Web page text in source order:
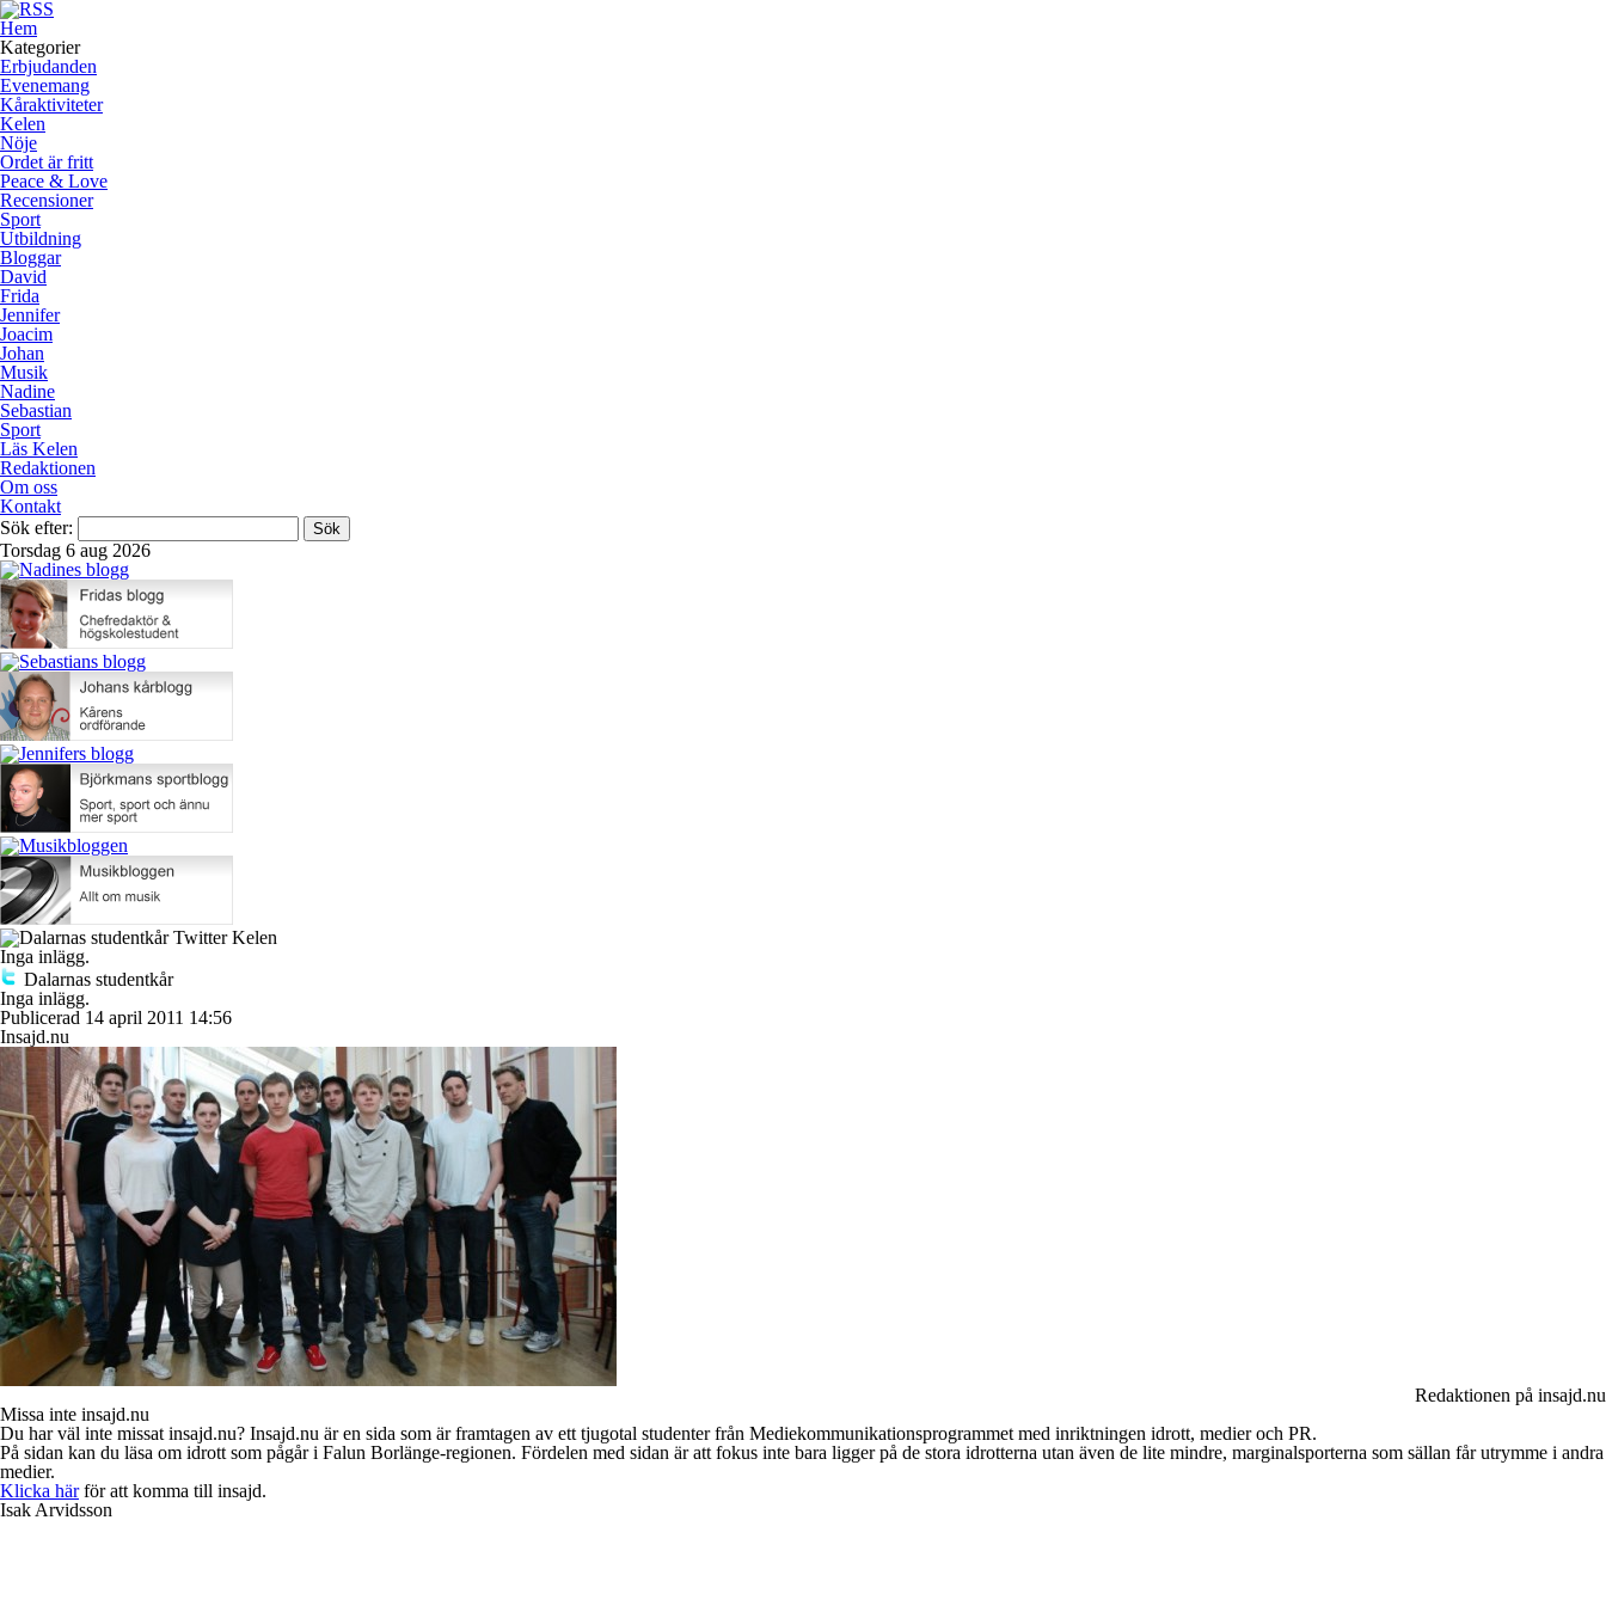
Hem
Kategorier
Erbjudanden
Evenemang
Kåraktiviteter
Kelen
Nöje
Ordet är fritt
Peace & Love
Recensioner
Sport
Utbildning
Bloggar
David
Frida
Jennifer
Joacim
Johan
Musik
Nadine
Sebastian
Sport
Läs Kelen
Redaktionen
Om oss
Kontakt
Sök efter:
Torsdag 6 aug 2026
Kelen
Inga inlägg.
Dalarnas studentkår
Inga inlägg.
Publicerad 14 april 2011 14:56
Insajd.nu
Redaktionen på insajd.nu
Missa inte insajd.nu
Du har väl inte missat insajd.nu? Insajd.nu är en sida som är framtagen av ett tjugotal studenter från Mediekommunikationsprogrammet med inriktningen idrott, medier och PR.
På sidan kan du läsa om idrott som pågår i Falun Borlänge-regionen. Fördelen med sidan är att fokus inte bara ligger på de stora idrotterna utan även de lite mindre, marginalsporterna som sällan får utrymme i andra
medier.
Klicka härför att komma till insajd.
Isak Arvidsson